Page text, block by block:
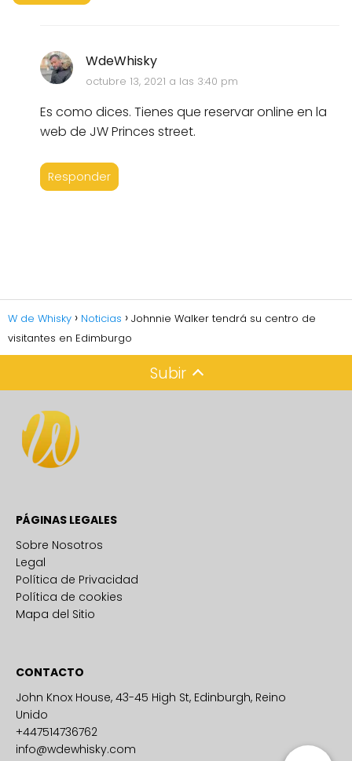
WdeWhisky
octubre 13, 2021 a las 3:40 pm
Es como dices. Tienes que reservar online en la
web de JW Princes street.
Responder
W de Whisky Noticias
Johnnie Walker tendrá su centro de
visitantes en Edimburgo
Subir
PÁGINAS LEGALES
Sobre Nosotros
Legal
Política de Privacidad
Política de cookies
Mapa del Sitio
CONTACTO
John Knox House, 43-45 High St, Edinburgh, Reino
Unido
+447514736762
info@wdewhisky.com